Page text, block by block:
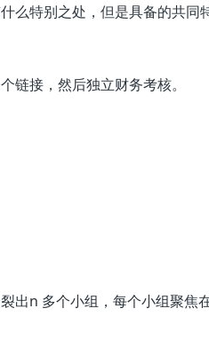
么特别之处，但是具备的共同
链接，然后独立财务考核。
出n 多个小组，每个小组聚焦在